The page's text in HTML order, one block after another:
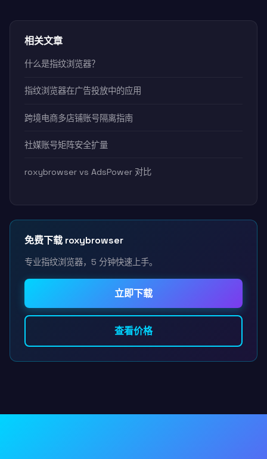
相关文章
什么是指纹浏览器？
指纹浏览器在广告投放中的应用
跨境电商多店铺账号隔离指南
社媒账号矩阵安全扩量
roxybrowser vs AdsPower 对比
免费下载 roxybrowser
专业指纹浏览器，5 分钟快速上手。
立即下载
查看价格